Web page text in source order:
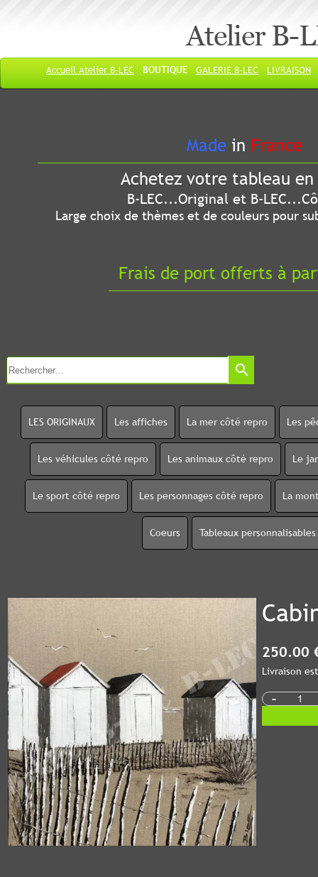
Atelier B-
Accueil Atelier B-LEC BOUTIQUE GALERIE B-LEC LIVRAISON
Made in France
Achetez votre tableau
B-LEC...Original et B-
Large choix de thèmes et de couleurs pour
Frais de port offerts à
search
LES ORIGINAUX Les affiches La mer côté repro Les
Les véhicules côté repro Les animaux côté repro Le
Le sport côté repro Les personnages côté repro La
Coeurs Tableaux personnalisables
250.00
Livraison
-